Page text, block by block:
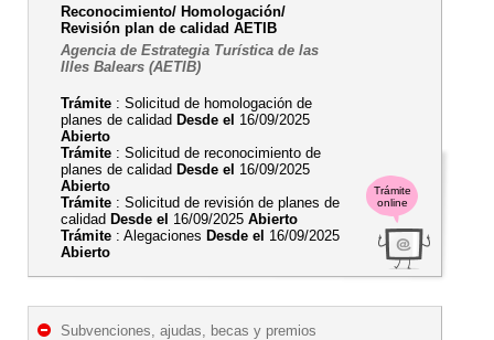
Trámite
online
Reconocimiento/ Homologación/
Revisión plan de calidad AETIB
Agencia de Estrategia Turística de las
Illes Balears (AETIB)
Trámite : Solicitud de homologación de
planes de calidad Desde el 16/09/2025
Abierto
Trámite : Solicitud de reconocimiento de
planes de calidad Desde el 16/09/2025
Abierto
Trámite : Solicitud de revisión de planes de
calidad Desde el 16/09/2025 Abierto
Trámite : Alegaciones Desde el 16/09/2025
Abierto
Subvenciones, ajudas, becas y premios